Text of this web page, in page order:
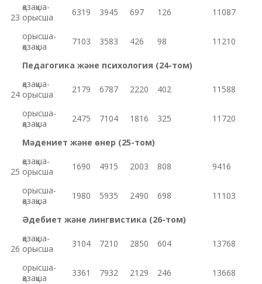
23
қазақша-
орысша
6319 3945 697 126 11087
орысша-
қазақша
7103 3583 426 98 11210
24
Педагогика және психология (24-том)
қазақша-
орысша
2179 6787 2220 402 11588
орысша-
қазақша
2475 7104 1816 325 11720
25
Мәдениет және өнер (25-том)
қазақша-
орысша
1690 4915 2003 808 9416
орысша-
қазақша
1980 5935 2490 698 11103
26
Әдебиет және лингвистика (26-том)
қазақша-
орысша
3104 7210 2850 604 13768
орысша-
қазақша
3361 7932 2129 246 13668